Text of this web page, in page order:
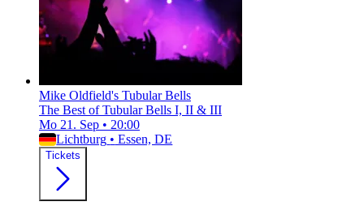
Mike Oldfield's Tubular Bells
The Best of Tubular Bells I, II & III
Mo 21. Sep • 20:00
Lichtburg • Essen, DE
Tickets